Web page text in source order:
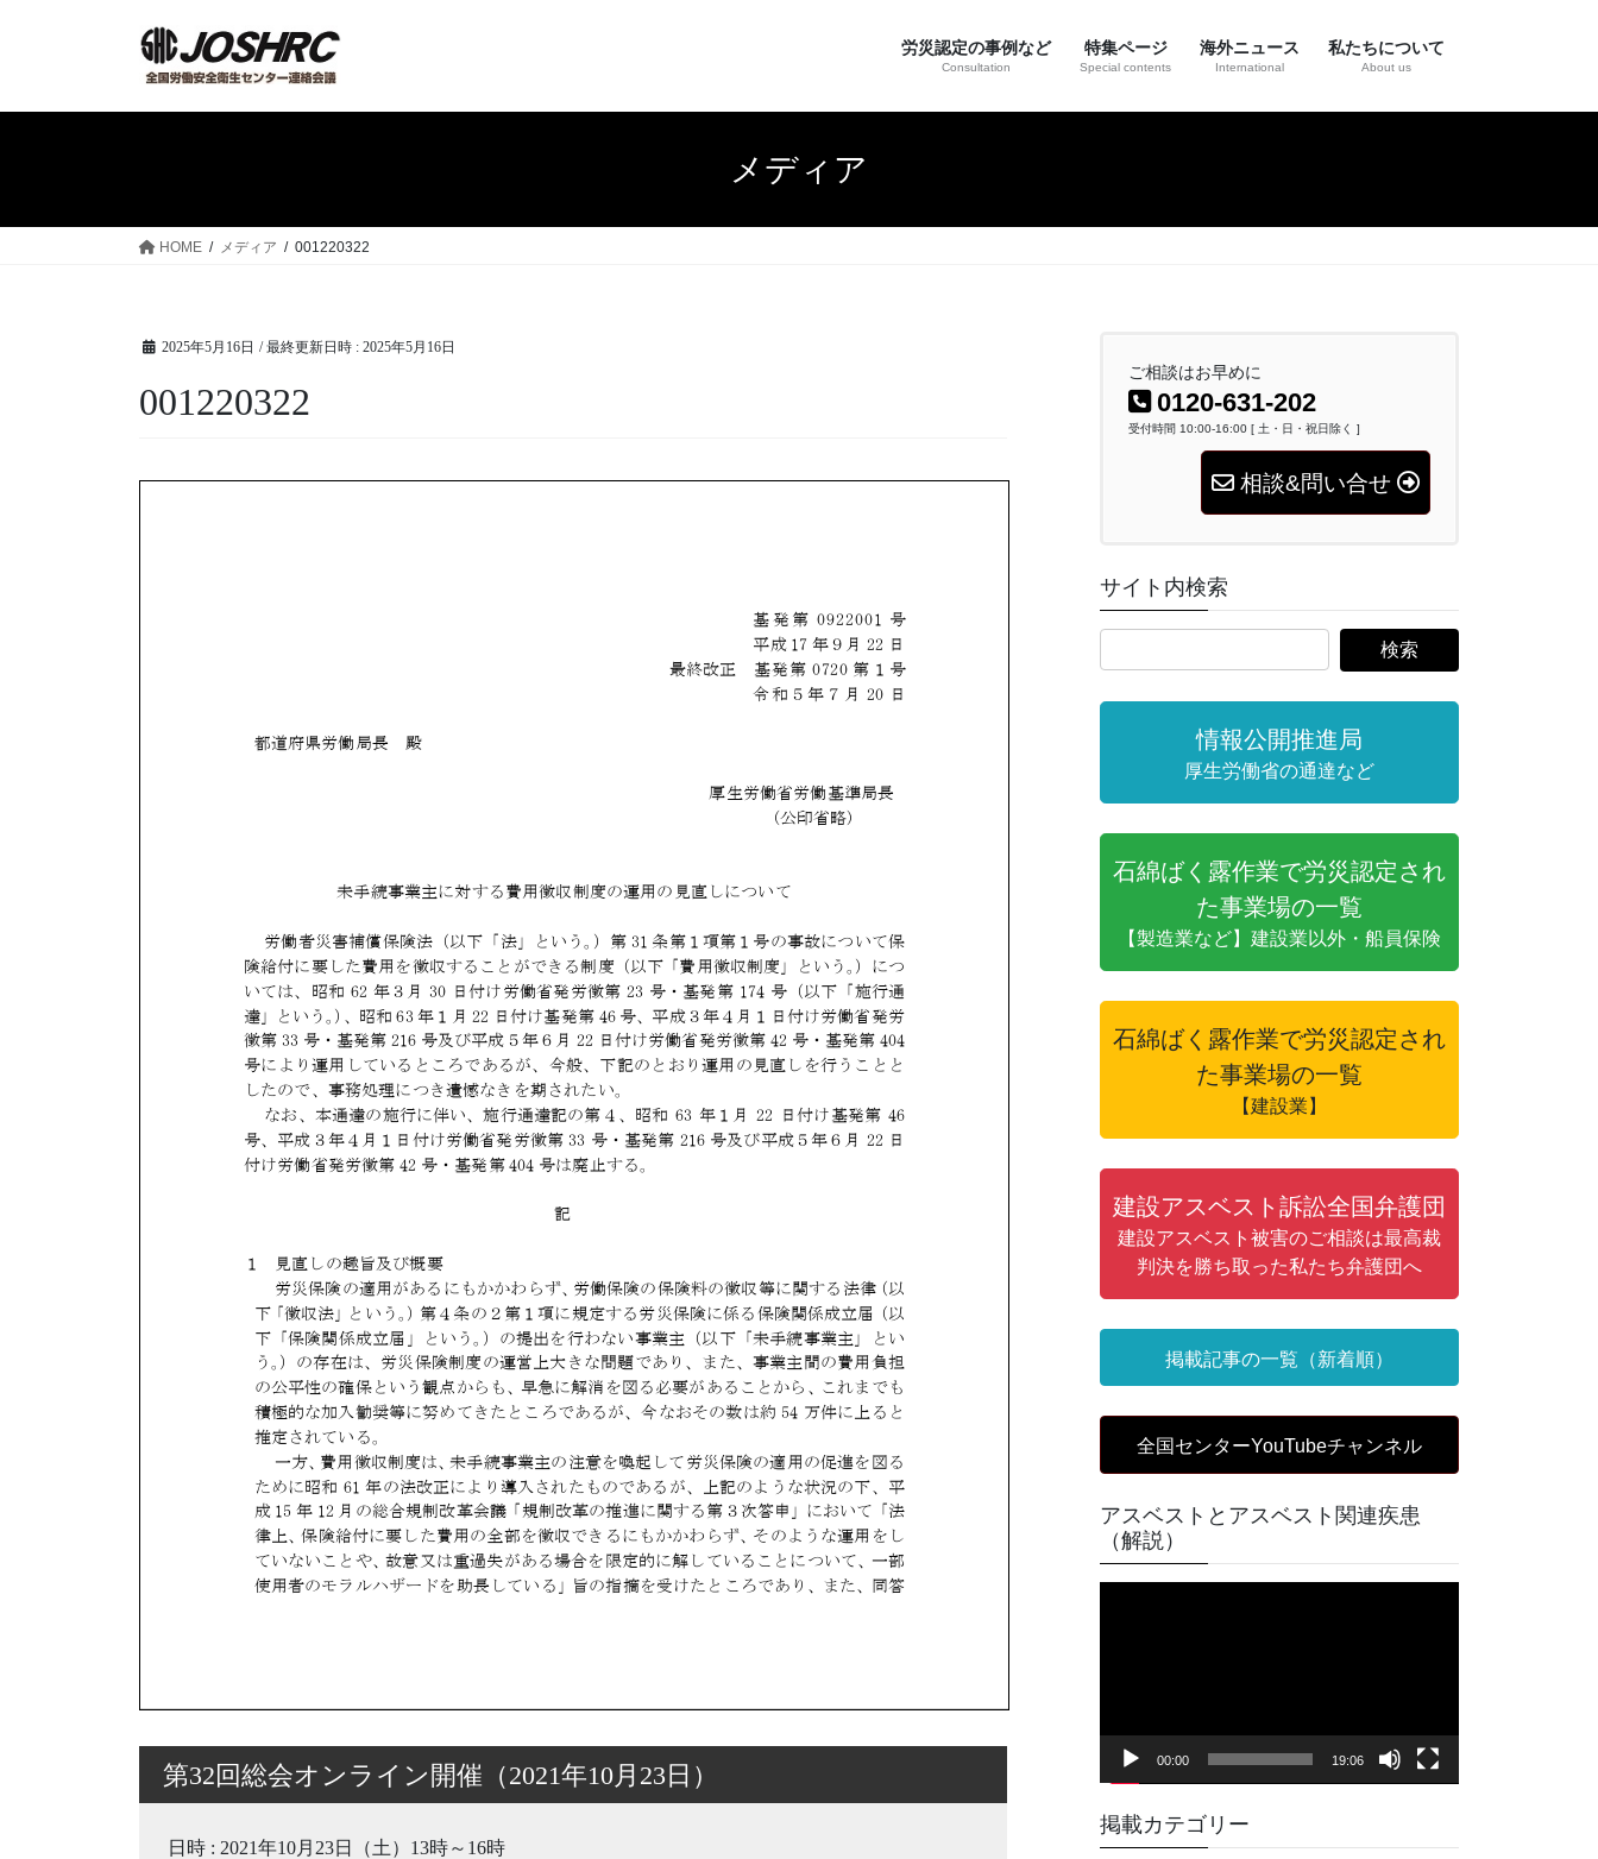
労災認定の事例など
Consultation
特集ページ
Special contents
海外ニュース
International
私たちについて
About us
メディア
HOME メディア 001220322
2025年5月16日 / 最終更新日時 : 2025年5月16日
001220322
第32回総会オンライン開催（2021年10月23日）
日時 : 2021年10月23日（土）13時～16時
ご相談はお早めに
0120-631-202
受付時間 10:00-16:00 [ 土・日・祝日除く ]
相談&問い合せ
サイト内検索
情報公開推進局
厚生労働省の通達など
石綿ばく露作業で労災認定され
た事業場の一覧
【製造業など】建設業以外・船員保険
石綿ばく露作業で労災認定され
た事業場の一覧
【建設業】
建設アスベスト訴訟全国弁護団
建設アスベスト被害のご相談は最高裁
判決を勝ち取った私たち弁護団へ
掲載記事の一覧（新着順）
全国センターYouTubeチャンネル
アスベストとアスベスト関連疾患
（解説）
ヤ
00:00 19:06
掲載カテゴリー